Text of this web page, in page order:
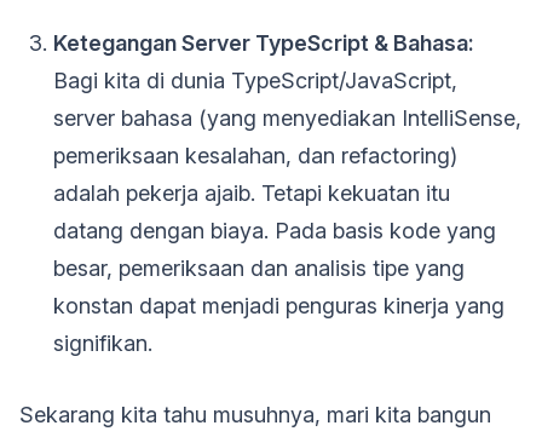
Ketegangan Server TypeScript & Bahasa:
Bagi kita di dunia TypeScript/JavaScript,
server bahasa (yang menyediakan IntelliSense,
pemeriksaan kesalahan, dan refactoring)
adalah pekerja ajaib. Tetapi kekuatan itu
datang dengan biaya. Pada basis kode yang
besar, pemeriksaan dan analisis tipe yang
konstan dapat menjadi penguras kinerja yang
signifikan.
Sekarang kita tahu musuhnya, mari kita bangun